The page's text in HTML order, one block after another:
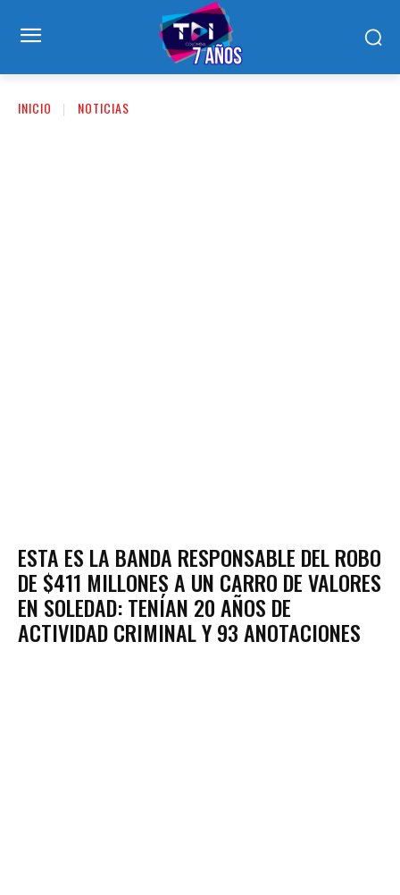
INICIO NOTICIAS
ESTA ES LA BANDA RESPONSABLE DEL ROBO
DE $411 MILLONES A UN CARRO DE VALORES
EN SOLEDAD: TENÍAN 20 AÑOS DE
ACTIVIDAD CRIMINAL Y 93 ANOTACIONES